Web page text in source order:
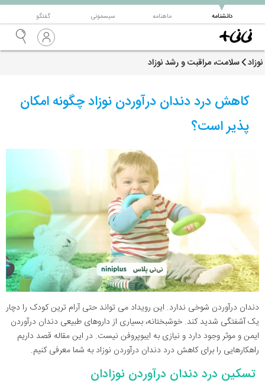
دانشنامه
▼ ماهنامه سیسمونی گفتگو
نوزاد سلامت، مراقبت و رشد نوزاد
کاهش درد دندان درآوردن نوزاد چگونه امکان
پذیر است؟
دندان درآوردن شوخی ندارد. این رویداد می تواند حتی آرام ترین کودک را دچار
یک آشفتگی شدید کند. خوشبختانه، بسیاری از داروهای طبیعی دندان درآوردن
ایمن و موثر وجود دارد و نیازی به ایبوپروفن نیست. در این مقاله قصد داریم
راهکارهایی را برای کاهش درد دندان درآوردن نوزاد به شما معرفی کنیم.
تسکین درد دندان درآوردن نوزادان